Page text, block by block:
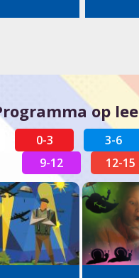
op
0-3 3-6
9-12
12-15